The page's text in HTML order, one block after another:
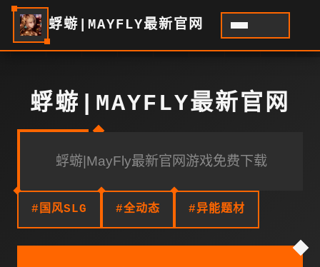
蜉蝣|MAYFLY最新官网
蜉蝣|MAYFLY最新官网
蜉蝣|MayFly最新官网游戏免费下载
#国风SLG #全动态 #异能题材